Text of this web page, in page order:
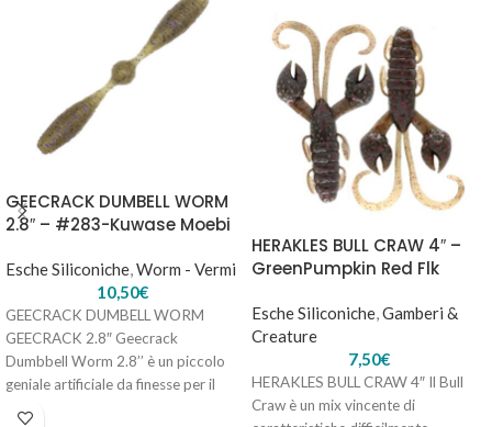
7,90€
AGGIUNGI AL
YUM CRAW PAPI – 3.75" Ultimate Craw
3 disponibili
GEECRACK DUMBELL WORM
2.8″ – #283-Kuwase Moebi
Esche Siliconiche,Worm - Vermi
10,50€
GEECRACK DUMBELL WORM
GEECRACK 2.8″ Geecrack
Dumbbell Worm 2.8’’ è un piccolo
geniale artificiale da finesse per il
HERAKLES BULL CRAW 4″ –
GreenPumpkin Red Flk
Esche Siliconiche,Gamberi &
Creature
7,50€
HERAKLES BULL CRAW 4″ Il Bull
Craw è un mix vincente di